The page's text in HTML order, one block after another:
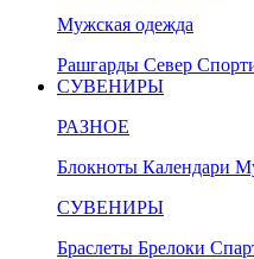
Мужская одежда
Рашгарды Север
СУВЕНИРЫ
РАЗНОЕ
Блокноты Календари
СУВЕНИРЫ
Браслеты Брелоки